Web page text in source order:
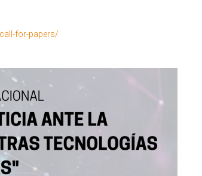
for-papers/